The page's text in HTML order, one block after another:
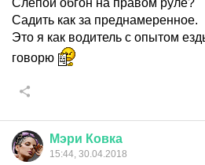
Слепой обгон на правом руле?
Садить как за преднамеренное.
Это я как водитель с опытом
говорю
Мэри Ковка
15:44, 30.04.2018